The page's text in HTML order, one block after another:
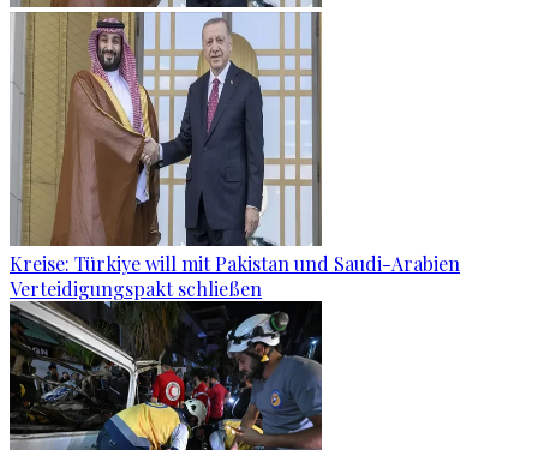
Kreise: Türkiye will mit Pakistan und Saudi-Arabien
Verteidigungspakt schließen